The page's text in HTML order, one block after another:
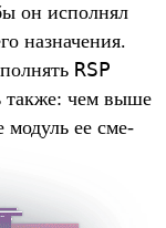
он исполнял
наз­начения.
RSP
так­же: чем выше
модуль ее сме­